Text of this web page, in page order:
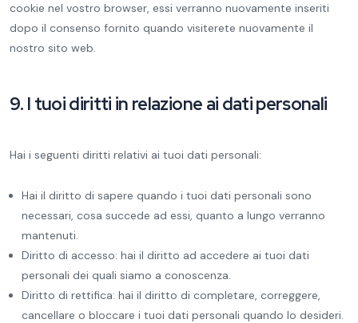
cookie nel vostro browser, essi verranno nuovamente inseriti
dopo il consenso fornito quando visiterete nuovamente il
nostro sito web.
9. I tuoi diritti in relazione ai dati personali
Hai i seguenti diritti relativi ai tuoi dati personali:
Hai il diritto di sapere quando i tuoi dati personali sono
necessari, cosa succede ad essi, quanto a lungo verranno
mantenuti.
Diritto di accesso: hai il diritto ad accedere ai tuoi dati
personali dei quali siamo a conoscenza.
Diritto di rettifica: hai il diritto di completare, correggere,
cancellare o bloccare i tuoi dati personali quando lo desideri.